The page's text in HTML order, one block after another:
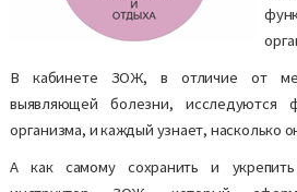
В кабинете ЗОЖ, в отличие от
выявляющей болезни, исследуются
организма, и каждый узнает, насколько
А как самому сохранить и